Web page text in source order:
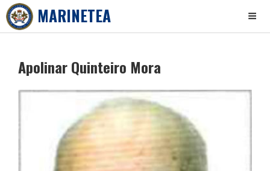
content
MARINETEA
Apolinar Quinteiro Mora